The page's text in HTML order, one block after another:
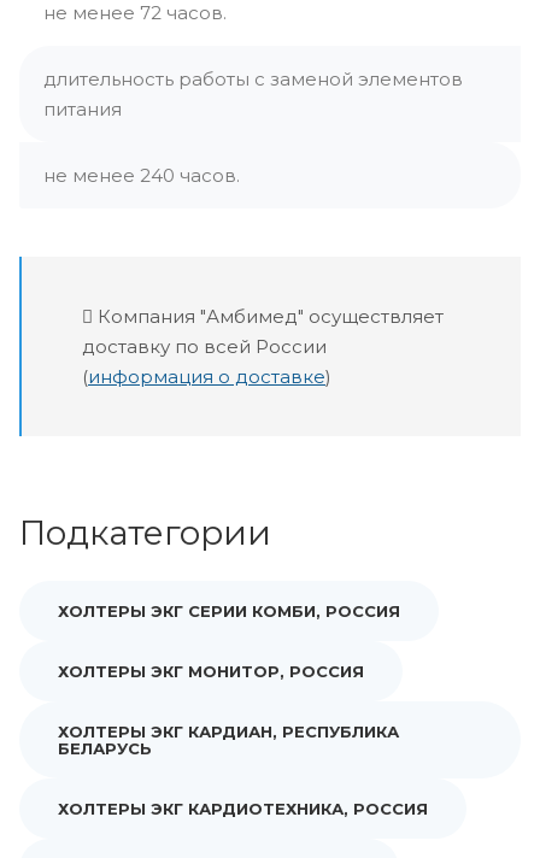
не менее 72 часов.
длительность работы с заменой элементов
питания
не менее 240 часов.
Компания "Амбимед" осуществляет
доставку по всей России
(информация о доставке)
Подкатегории
ХОЛТЕРЫ ЭКГ СЕРИИ КОМБИ, РОССИЯ
ХОЛТЕРЫ ЭКГ МОНИТОР, РОССИЯ
ХОЛТЕРЫ ЭКГ КАРДИАН, РЕСПУБЛИКА
БЕЛАРУСЬ
ХОЛТЕРЫ ЭКГ КАРДИОТЕХНИКА, РОССИЯ